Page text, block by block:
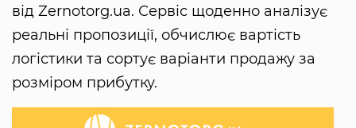
від Zernotorg.ua. Сервіс щоденно аналізує
реальні пропозиції, обчислює вартість
логістики та сортує варіанти продажу за
розміром прибутку.